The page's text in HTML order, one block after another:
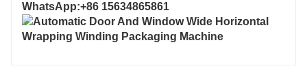
WhatsApp:+86 15634865861